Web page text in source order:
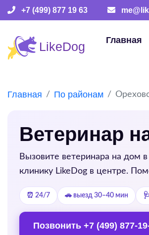
+7 (499) 877 19 63
Главная
Главная По районам
Ветеринар
Вызовите ветеринара на дом
клинику LikeDog в центре.
⏰ 24/7 🚗 выезд 30–40 мин
Позвонить +7 (499) 877-